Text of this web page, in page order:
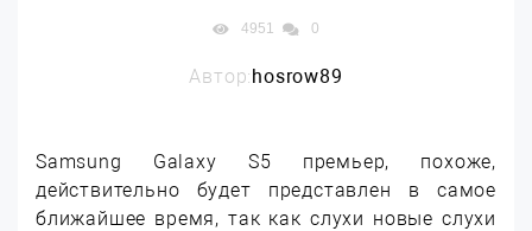
4951 0
Автор:hosrow89
Samsung Galaxy S5 премьер, похоже,
действительно будет представлен в самое
ближайшее время, так как слухи новые слухи